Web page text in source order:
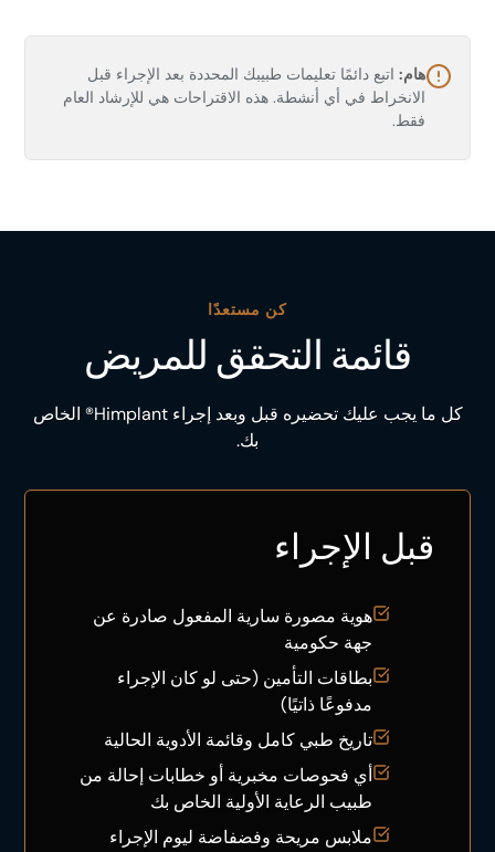
Teatro de la Reforma
Calle Sexta 1212, Zona Centro, 87300
Matamoros, Tamaulipas, Mexico
هام: اتبع دائمًا تعليمات طبيبك المحددة بعد الإجراء قبل
الانخراط في أي أنشطة. هذه الاقتراحات هي للإرشاد العام
فقط.
كن مستعدًا
قائمة التحقق للمريض
كل ما يجب عليك تحضيره قبل وبعد إجراء Himplant® الخاص
بك.
قبل الإجراء
هوية مصورة سارية المفعول صادرة عن
جهة حكومية
بطاقات التأمين (حتى لو كان الإجراء
مدفوعًا ذاتيًا)
تاريخ طبي كامل وقائمة الأدوية الحالية
أي فحوصات مخبرية أو خطابات إحالة من
طبيب الرعاية الأولية الخاص بك
ملابس مريحة وفضفاضة ليوم الإجراء